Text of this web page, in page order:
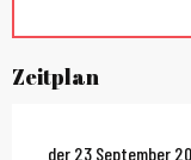
Zeitplan
der 23 September